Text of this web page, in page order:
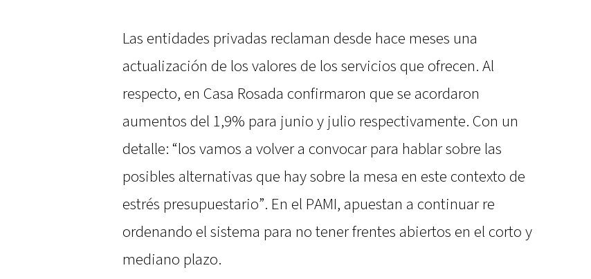
Las entidades privadas reclaman desde hace meses una
actualización de los valores de los servicios que ofrecen. Al
respecto, en Casa Rosada confirmaron que se acordaron
aumentos del 1,9% para junio y julio respectivamente. Con un
detalle: “los vamos a volver a convocar para hablar sobre las
posibles alternativas que hay sobre la mesa en este contexto de
estrés presupuestario”. En el PAMI, apuestan a continuar re
ordenando el sistema para no tener frentes abiertos en el corto y
mediano plazo.